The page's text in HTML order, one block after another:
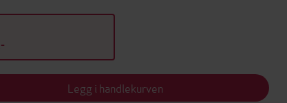
Legg i handlekurven